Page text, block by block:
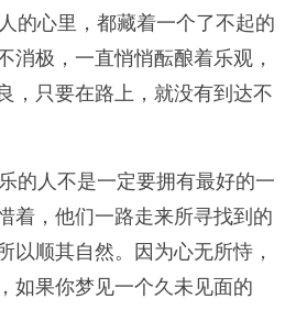
的心里，都藏着一个了不起的
消极，一直悄悄酝酿着乐观，
，只要在路上，就没有到达不
的人不是一定要拥有最好的一
着，他们一路走来所寻找到的
以顺其自然。因为心无所恃，
如果你梦见一个久未见面的